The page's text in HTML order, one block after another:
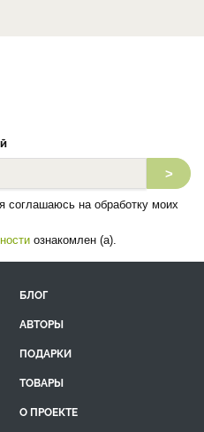
>
соглашаюсь на обработку моих
ознакомлен (а).
БЛОГ
АВТОРЫ
ПОДАРКИ
ТОВАРЫ
О ПРОЕКТЕ